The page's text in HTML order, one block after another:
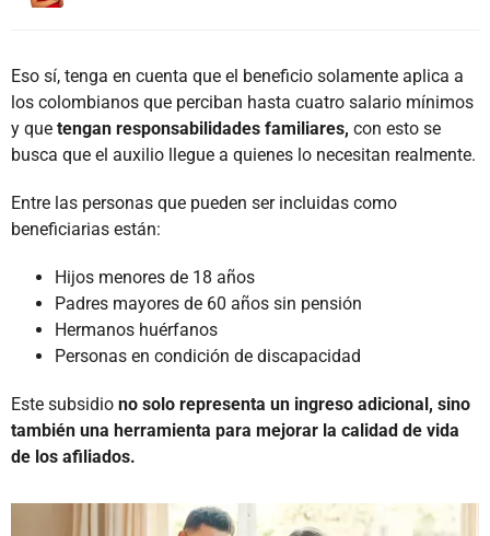
Eso sí, tenga en cuenta que el beneficio solamente aplica a
los colombianos que perciban hasta cuatro salario mínimos
y que tengan responsabilidades familiares, con esto se
busca que el auxilio llegue a quienes lo necesitan realmente.
Entre las personas que pueden ser incluidas como
beneficiarias están:
Hijos menores de 18 años
Padres mayores de 60 años sin pensión
Hermanos huérfanos
Personas en condición de discapacidad
Este subsidio no solo representa un ingreso adicional, sino
también una herramienta para mejorar la calidad de vida
de los afiliados.